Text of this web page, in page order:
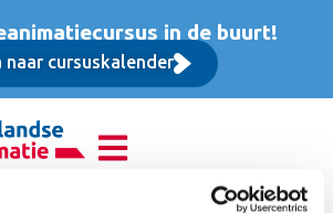
in de buurt!
naar cursuskalender